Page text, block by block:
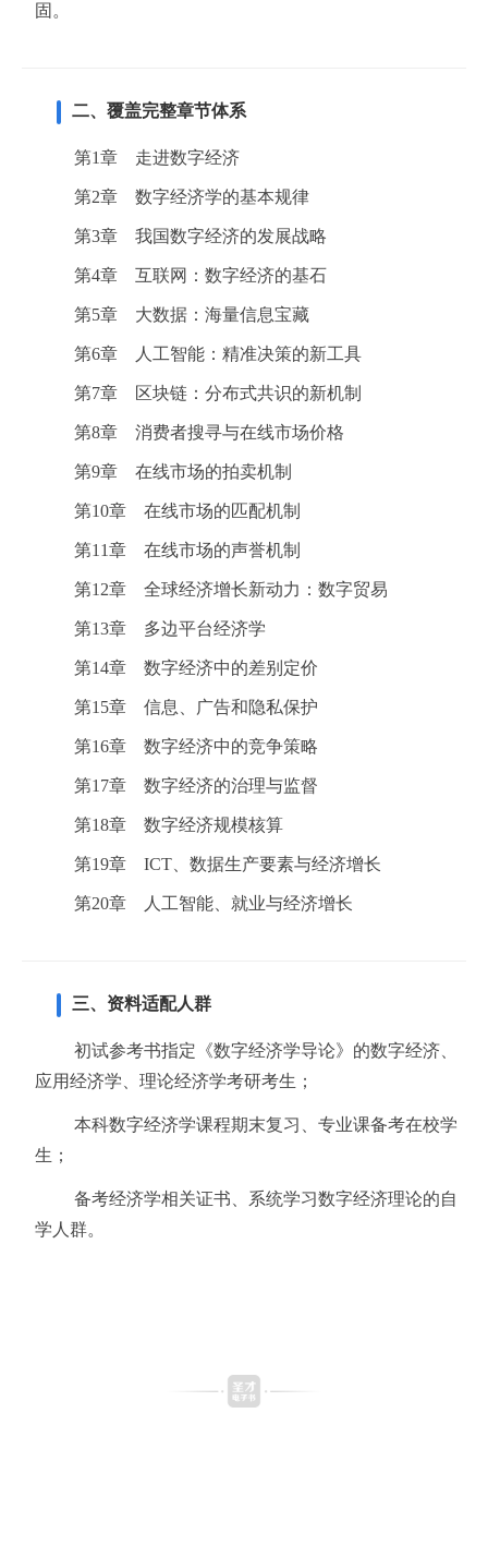
固。
二、覆盖完整章节体系
第1章 走进数字经济
第2章 数字经济学的基本规律
第3章 我国数字经济的发展战略
第4章 互联网：数字经济的基石
第5章 大数据：海量信息宝藏
第6章 人工智能：精准决策的新工具
第7章 区块链：分布式共识的新机制
第8章 消费者搜寻与在线市场价格
第9章 在线市场的拍卖机制
第10章 在线市场的匹配机制
第11章 在线市场的声誉机制
第12章 全球经济增长新动力：数字贸易
第13章 多边平台经济学
第14章 数字经济中的差别定价
第15章 信息、广告和隐私保护
第16章 数字经济中的竞争策略
第17章 数字经济的治理与监督
第18章 数字经济规模核算
第19章 ICT、数据生产要素与经济增长
第20章 人工智能、就业与经济增长
三、资料适配人群
初试参考书指定《数字经济学导论》的数字经济、
应用经济学、理论经济学考研考生；
本科数字经济学课程期末复习、专业课备考在校学
生；
备考经济学相关证书、系统学习数字经济理论的自
学人群。